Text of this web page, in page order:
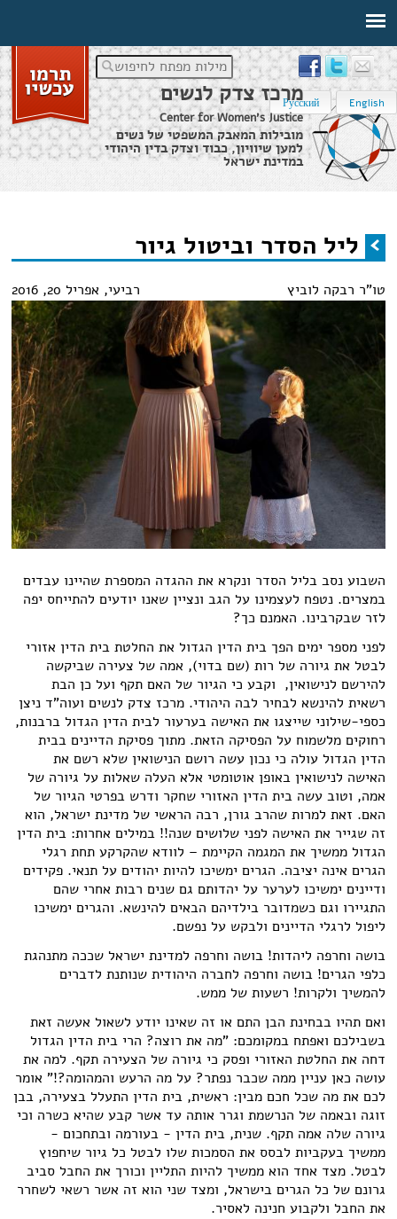
מילות מפתח לחיפוש
English
Русский
מרכז צדק לנשים
Center for Women's Justice
מובילות המאבק המשפטי של נשים
למען שיוויון, כבוד וצדק בדין היהודי
במדינת ישראל
הינך נמצא כאן
ליל הסדר וביטול גיור
טו"ר רבקה לוביץ רביעי, אפריל 20, 2016
תמונה לבלוג בעניין גיור.jpg
השבוע נסב בליל הסדר ונקרא את ההגדה המספרת שהיינו עבדים
במצרים. נטפח לעצמינו על הגב ונציין שאנו יודעים להתייחס יפה
לזר שבקרבינו. האמנם כך?
לפני מספר ימים הפך בית הדין הגדול את החלטת בית הדין אזורי
לבטל את גיורה של רות (שם בדוי), אמה של צעירה שביקשה
להירשם לנישואין, וקבע כי הגיור של האם תקף ועל כן הבת
רשאית להינשא לבחיר לבה היהודי. מרכז צדק לנשים ועוה"ד ניצן
כספי-שילוני שייצגו את האישה בערעור לבית הדין הגדול ברבנות,
רחוקים מלשמוח על הפסיקה הזאת. מתוך פסיקת הדיינים בבית
הדין הגדול עולה כי נכון עשה רושם הנישואין שלא רשם את
האישה לנישואין באופן אוטומטי אלא העלה שאלות על גיורה של
אמה, וטוב עשה בית הדין האזורי שחקר ודרש בפרטי הגיור של
האם. זאת למרות שהרב גורן, רבה הראשי של מדינת ישראל, הוא
זה שגייר את האישה לפני שלושים שנה!! במילים אחרות: בית הדין
הגדול ממשיך את המגמה הקיימת – לוודא שהקרקע תחת רגלי
הגרים אינה יציבה. הגרים ימשיכו להיות יהודים על תנאי. פקידים
ודיינים ימשיכו לערער על יהדותם גם שנים רבות אחרי שהם
התגיירו וגם כשמדובר בילדיהם הבאים להינשא. והגרים ימשיכו
ליפול לרגלי הדיינים ולבקש על נפשם.
בושה וחרפה ליהדות! בושה וחרפה למדינת ישראל שככה מתנהגת
כלפי הגרים! בושה וחרפה לחברה היהודית שנותנת לדברים
להמשיך ולקרות! רשעות של ממש.
ואם תהיו בבחינת הבן התם או זה שאינו יודע לשאול אעשה זאת
בשבילכם ואפתח במקומכם: "מה את רוצה? הרי בית הדין הגדול
דחה את החלטת האזורי ופסק כי גיורה של הצעירה תקף. למה את
עושה כאן עניין ממה שכבר נפתר? על מה הרעש והמהומה?!" אומר
לכם את מה שכל חכם מבין: ראשית, בית הדין התעלל בצעירה, בבן
זוגה ובאמה של הנרשמת וגרר אותה עד אשר קבע שהיא כשרה וכי
גיורה שלה אמה תקף. שנית, בית הדין - בעורמה ובתחכום -
ממשיך בעקביות לבסס את הסמכות שלו לבטל כל גיור שיחפוץ
לבטל. מצד אחד הוא ממשיך להיות התליין וכורך את החבל סביב
גרונם של כל הגרים בישראל, ומצד שני הוא זה אשר רשאי לשחרר
את החבל ולקבוע חנינה לאסיר.